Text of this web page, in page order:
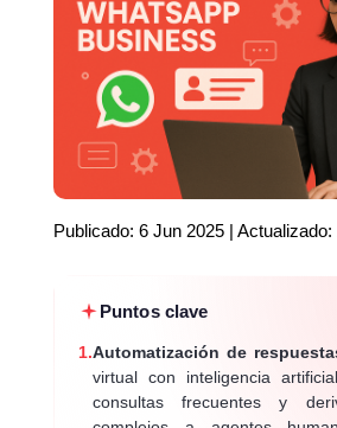
Publicado: 6 Jun 2025 |
Puntos clave
1.Automatización de
virtual con inteligencia
consultas frecuentes y